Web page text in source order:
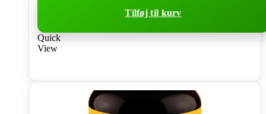
Tilføj til kurv
Quick
View